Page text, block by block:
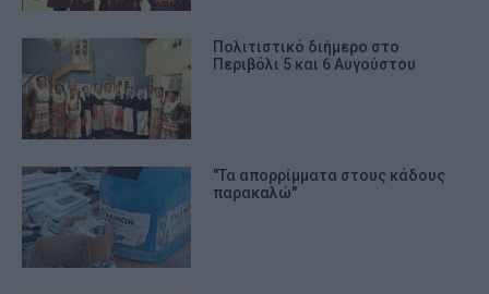
Πολιτιστικό διήμερο στο
Περιβόλι 5 και 6 Αυγούστου
"Τα απορρίμματα στους κάδους
παρακαλώ"